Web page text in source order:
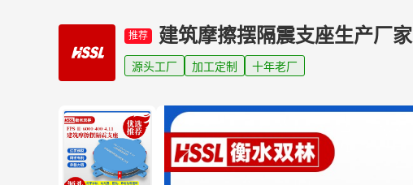
推荐 建筑摩擦摆隔震支座生产厂家
源头工厂 加工定制 十年老厂